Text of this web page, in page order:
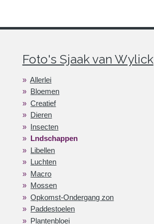
Foto's Sjaak van Wylick
Allerlei
Bloemen
Creatief
Dieren
Insecten
Lndschappen
Libellen
Luchten
Macro
Mossen
Opkomst-Ondergang zon
Paddestoelen
Plantenbloei